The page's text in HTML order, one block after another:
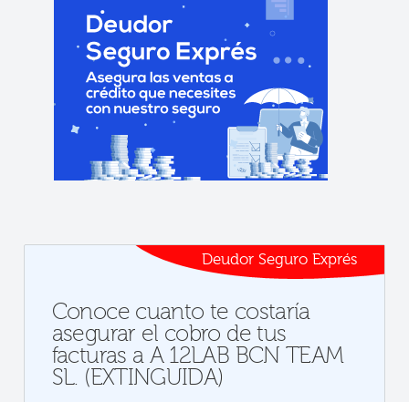
Deudor Seguro Exprés
Conoce cuanto te costaría
asegurar el cobro de tus
facturas a A 12LAB BCN TEAM
SL. (EXTINGUIDA)